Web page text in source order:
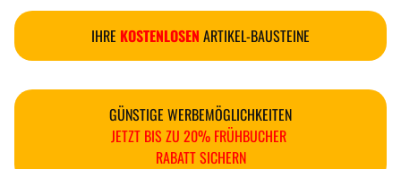
IHRE KOSTENLOSEN ARTIKEL-BAUSTEINE
GÜNSTIGE WERBEMÖGLICHKEITEN
JETZT BIS ZU 20% FRÜHBUCHER
RABATT SICHERN